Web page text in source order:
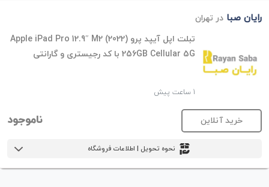
رایان صبا در تهران
تبلت اپل آیپد پرو (2022) Apple iPad Pro 12.9″ M2
256GB Cellular 5G با کد رجیستری و گارانتی
1 ساعت پیش
خرید آنلاین ناموجود
نحوه تحویل | اطلاعات فروشگاه